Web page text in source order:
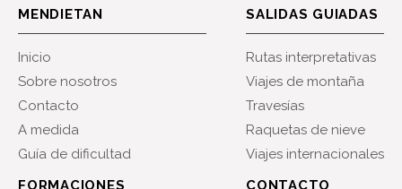
MENDIETAN
Inicio
Sobre nosotros
Contacto
A medida
Guía de dificultad
FORMACIONES
SALIDAS GUIADAS
Rutas interpretativas
Viajes de montaña
Travesías
Raquetas de nieve
Viajes internacionales
CONTACTO